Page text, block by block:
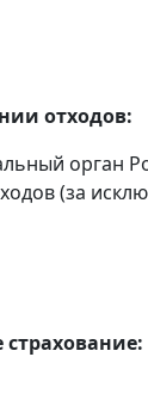
отходов:
орган
(за